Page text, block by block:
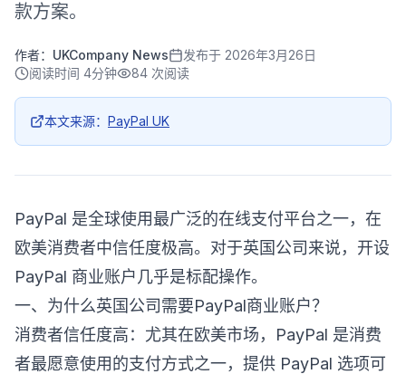
款方案。
作者： UKCompany News 发布于 2026年3月26日
阅读时间 4分钟 84 次阅读
本文来源： PayPal UK
PayPal 是全球使用最广泛的在线支付平台之一，在
欧美消费者中信任度极高。对于英国公司来说，开设
PayPal 商业账户几乎是标配操作。
一、为什么英国公司需要PayPal商业账户？
消费者信任度高：尤其在欧美市场，PayPal 是消费
者最愿意使用的支付方式之一，提供 PayPal 选项可